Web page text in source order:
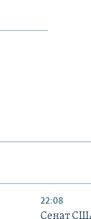
22:08
Сенат